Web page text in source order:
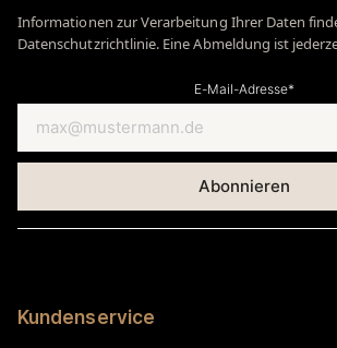
Informationen zur Verarbeitung Ihrer Daten
Datenschutzrichtlinie. Eine Abmeldung ist
E-Mail-Adresse*
Kundenservice